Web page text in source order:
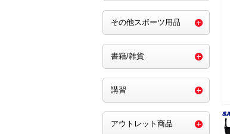
その他スポーツ用品
書籍/雑貨
講習
アウトレット商品